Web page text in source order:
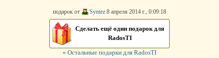
подарок от Syntez 8 апреля 2014 г., 0:09:18
Сделать ещё один подарок для
RadosTI
« Остальные подарки для RadosTI